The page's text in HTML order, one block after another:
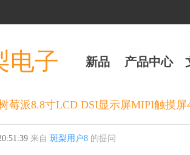
电子 新品 产品中心
莓派8.8寸LCD DSI显示屏MIPI触摸屏
来自斑梨用户8 的提问